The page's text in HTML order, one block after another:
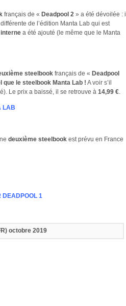
français de « Deadpool 2 » a été dévoilée : il
de l’édition Manta Lab qui est
a été ajouté (le même que le Manta
steelbook français de « Deadpool
que le steelbook Manta Lab ! A voir s’il
Le prix a baissé, il se retrouve à 14,99 €.
LAB
deuxième steelbook est prévu en France
1
octobre2019